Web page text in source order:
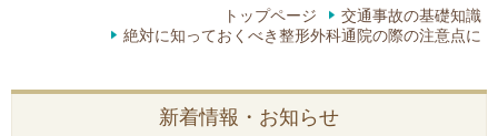
トップページ
交通事故の基礎知識
絶対に知っておくべき整形外科通院の際の注意点に
新着情報・お知らせ